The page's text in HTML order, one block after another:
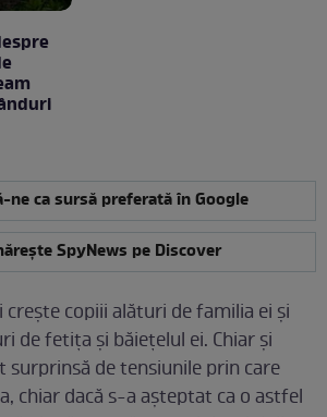
ne ca sursă preferată în Google
SpyNews pe Discover
crește copiii alături de familia ei și
de fetița și băiețelul ei. Chiar și
surprinsă de tensiunile prin care
chiar dacă s-a așteptat ca o astfel